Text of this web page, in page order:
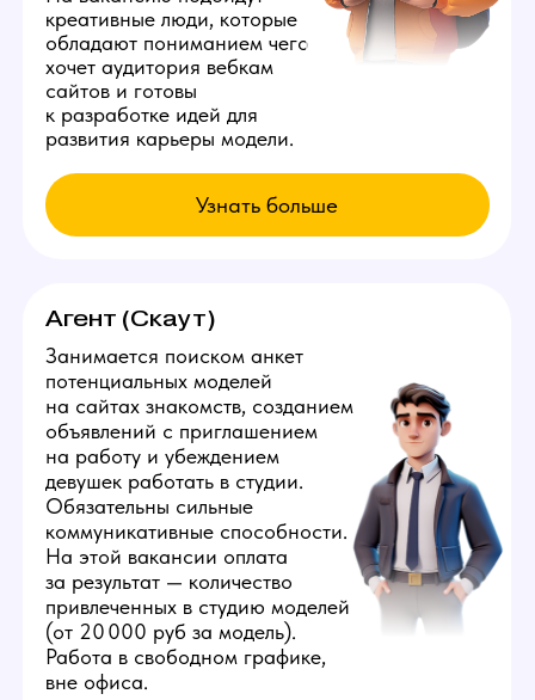
©️ 2026 Youmaybe | Все права защищены